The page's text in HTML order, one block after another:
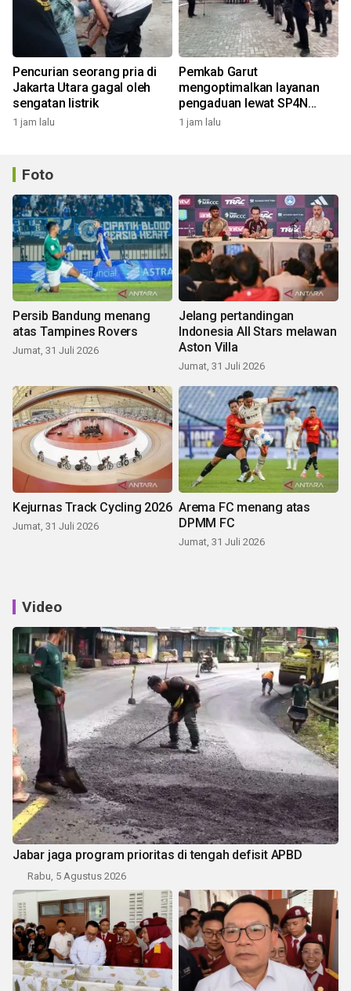
Pencurian seorang pria di
Jakarta Utara gagal oleh
sengatan listrik
1 jam lalu
Pemkab Garut
mengoptimalkan layanan
pengaduan lewat SP4N
LAPOR
1 jam lalu
Foto
Persib Bandung menang
atas Tampines Rovers
Jumat, 31 Juli 2026
Jelang pertandingan
Indonesia All Stars melawan
Aston Villa
Jumat, 31 Juli 2026
Kejurnas Track Cycling 2026
Jumat, 31 Juli 2026
Arema FC menang atas
DPMM FC
Jumat, 31 Juli 2026
Video
Jabar jaga program prioritas di tengah defisit APBD
Rabu, 5 Agustus 2026